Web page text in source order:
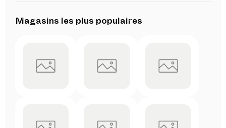
Magasins les plus populaires